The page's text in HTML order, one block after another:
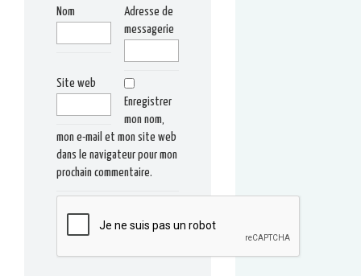
Nom
Adresse de
messagerie
Site web
Enregistrer
mon nom,
mon e-mail et mon site web
dans le navigateur pour mon
prochain commentaire.